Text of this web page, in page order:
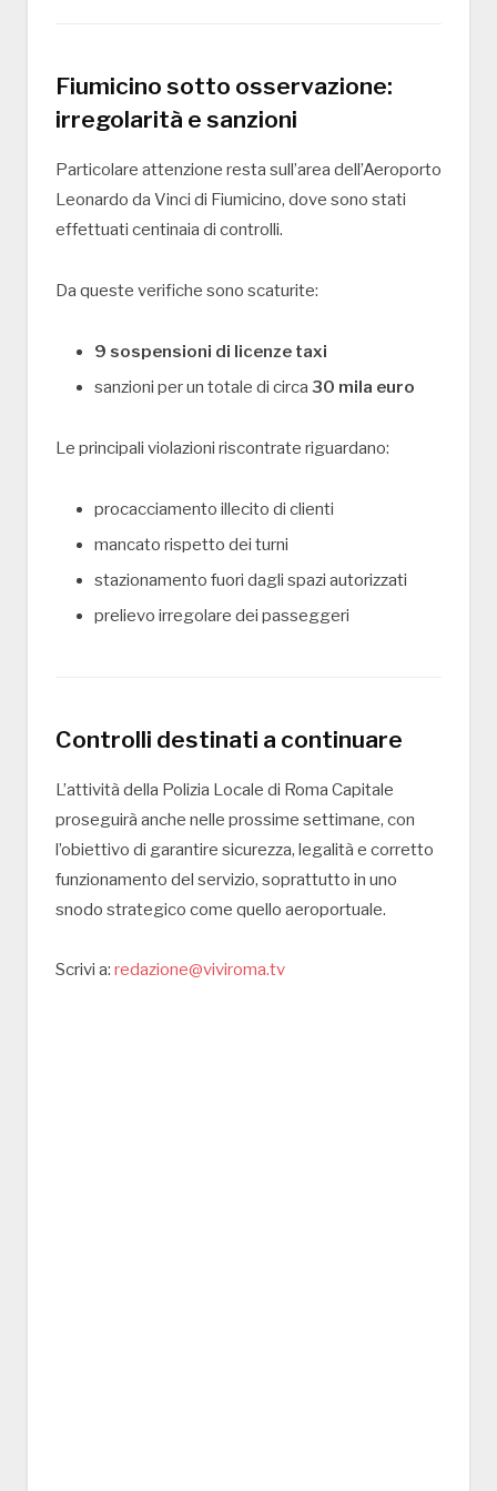
Fiumicino sotto osservazione:
irregolarità e sanzioni
Particolare attenzione resta sull’area dell’Aeroporto
Leonardo da Vinci di Fiumicino, dove sono stati
effettuati centinaia di controlli.
Da queste verifiche sono scaturite:
9 sospensioni di licenze taxi
sanzioni per un totale di circa 30 mila euro
Le principali violazioni riscontrate riguardano:
procacciamento illecito di clienti
mancato rispetto dei turni
stazionamento fuori dagli spazi autorizzati
prelievo irregolare dei passeggeri
Controlli destinati a continuare
L’attività della Polizia Locale di Roma Capitale
proseguirà anche nelle prossime settimane, con
l’obiettivo di garantire sicurezza, legalità e corretto
funzionamento del servizio, soprattutto in uno
snodo strategico come quello aeroportuale.
Scrivi a: redazione@viviroma.tv